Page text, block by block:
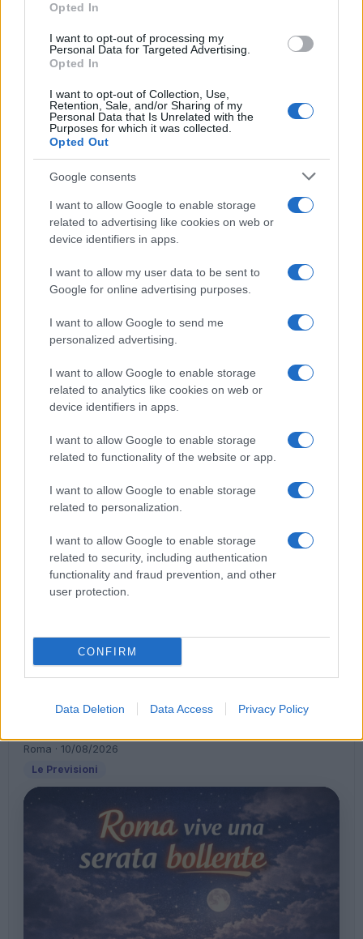
Opted In
I want to opt-out of processing my
Personal Data for Targeted Advertising.
Opted In
I want to opt-out of Collection, Use,
Retention, Sale, and/or Sharing of my
Personal Data that Is Unrelated with the
Purposes for which it was collected.
Opted Out
Google consents
I want to allow Google to enable storage
related to advertising like cookies on web or
device identifiers in apps.
I want to allow my user data to be sent to
Google for online advertising purposes.
I want to allow Google to send me
personalized advertising.
I want to allow Google to enable storage
related to analytics like cookies on web or
device identifiers in apps.
I want to allow Google to enable storage
related to functionality of the website or app.
I want to allow Google to enable storage
related to personalization.
I want to allow Google to enable storage
related to security, including authentication
functionality and fraud prevention, and other
user protection.
CONFIRM
Data Deletion Data Access Privacy Policy
Roma investe nel
turismo: oltre
700mila euro per
rilanciare la città
di una barbarie
che non possiamo
albero bioclimatico Roma sostenibilità
ARTICOLI CORRELATI
Roma sotto attacco: la ‘ndrangheta e il suo primo
‘locale’
Dolori alla spalla e rimedi, le protesi diventano
sempre più custom made
Roma · 10/08/2026
Le Previsioni